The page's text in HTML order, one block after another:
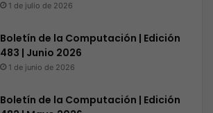
1 de julio de 2026
Boletín de la Computación | Edición
483 | Junio 2026
1 de junio de 2026
Boletín de la Computación | Edición